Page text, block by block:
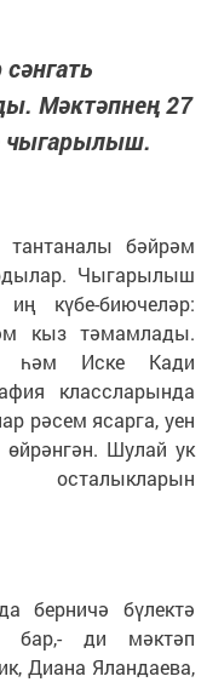
Мәктәпнең 27
чыгарылыш.
бәйрәм
Чыгарылыш
күбе-биючеләр:
кыз тәмамлады.
һәм Иске Кади
классларында
рәсем ясарга, уен
Шулай ук
осталыкларын
берничә бүлектә
бар,- ди мәктәп
Диана Яландаева,